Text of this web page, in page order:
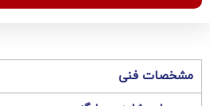
مشخصات فنی